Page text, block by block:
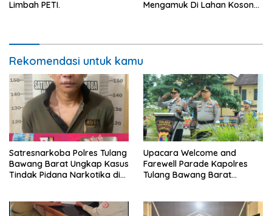
Limbah PETI.
Mengamuk Di Lahan Kosong,
Rekomendasi untuk kamu
Satresnarkoba Polres Tulang
Bawang Barat Ungkap Kasus
Tindak Pidana Narkotika di
Upacara Welcome and
Farewell Parade Kapolres
Tulang Bawang Barat